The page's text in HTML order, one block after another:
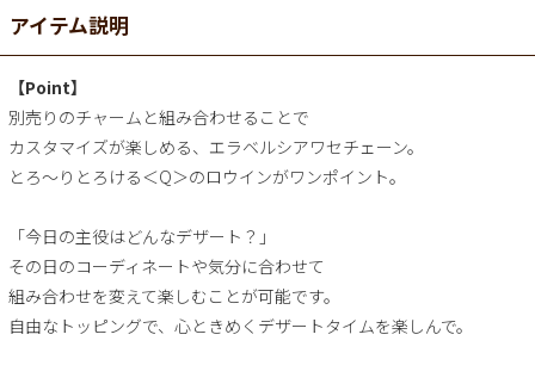
アイテム説明
【Point】
別売りのチャームと組み合わせることで
カスタマイズが楽しめる、エラベルシアワセチェーン。
とろ～りとろける＜Q＞のロウインがワンポイント。
「今日の主役はどんなデザート？」
その日のコーディネートや気分に合わせて
組み合わせを変えて楽しむことが可能です。
自由なトッピングで、心ときめくデザートタイムを楽しんで。